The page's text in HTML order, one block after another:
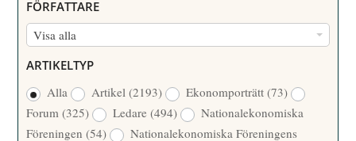
M
M
/
Å
FÖRFATTARE
Visa alla
R
F
A
T
ARTIKELTYP
Alla
Artikel(2193) Ekonomporträtt(73)
Forum(325) Ledare(494)
Nationalekonomiska
Föreningen(54)
Nationalekonomiska Föreningens